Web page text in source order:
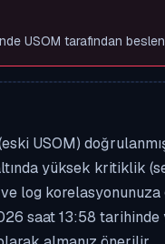
tarafından
USOM)
yüksek kritiklik
log
saat 13:58 tarihinde